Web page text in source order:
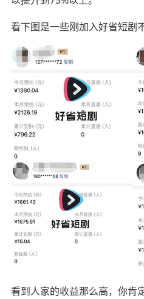
看下图是一些刚加入好省短剧
看到人家的收益那么高，你肯